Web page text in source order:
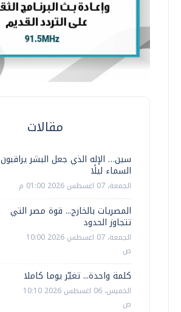
مقالات
سين… الإله الذي جعل البشر يراقبون
السماء ليلًا
الجمعة، 07 اغسطس 2026 01:00 م
المصريات بالخارج... قوة مصر التي
تتجاوز الحدود
الجمعة، 07 اغسطس 2026 10:00
ص
كلمة واحدة... تغيّر يوما كاملا
الخميس، 06 اغسطس 2026 10:10
ص